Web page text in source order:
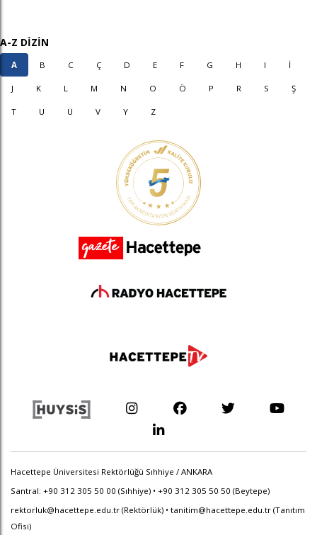
A-Z DİZİN
A B C Ç D E F G H I İ
J K L M N O Ö P R S Ş
T U Ü V Y Z
Hacettepe Üniversitesi Rektörlüğü Sıhhiye / ANKARA
Santral: +90 312 305 50 00 (Sıhhiye) • +90 312 305 50 50 (Beytepe)
rektorluk@hacettepe.edu.tr (Rektörlük) • tanitim@hacettepe.edu.tr (Tanıtım
Ofisi)